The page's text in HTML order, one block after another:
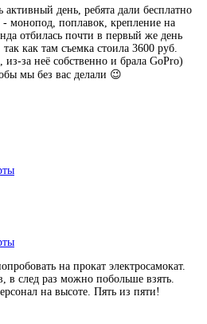
активный день, ребята дали бесплатно
монопод, поплавок, крепление на
отбилась почти в первый же день
как там съемка стоила 3600 руб.
за неё собственно и брала GoPro)
мы без вас делали 😉
на прокат электросамокат.
в след раз можно побольше взять.
на высоте. Пять из пяти!